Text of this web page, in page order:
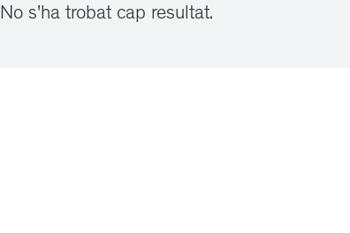
No s'ha trobat cap resultat.